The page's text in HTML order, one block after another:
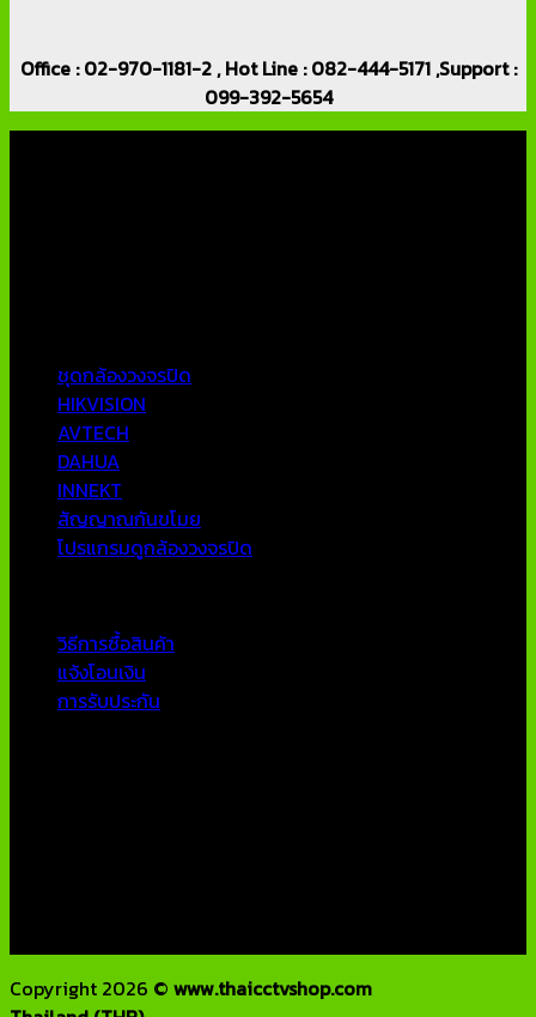
Office : 02-970-1181-2 , Hot Line : 082-444-5171 ,Support :
099-392-5654
ชุดกล้องวงจรปิด
HIKVISION
AVTECH
DAHUA
INNEKT
สัญญาณกันขโมย
โปรแกรมดูกล้องวงจรปิด
วิธีการซื้อสินค้า
แจ้งโอนเงิน
การรับประกัน
Copyright 2026 © www.thaicctvshop.com